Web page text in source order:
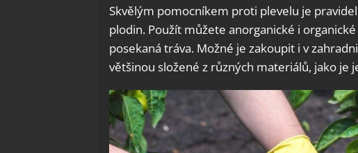
Skvělým pomocníkem proti plevelu je
plodin. Použít můžete anorganické i
posekaná tráva. Možné je zakoupit i v
většinou složené z různých materiálů, jako je